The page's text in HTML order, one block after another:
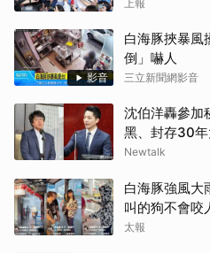
上報
影音
白海豚挾暴風
倒」嚇人
三立新聞網影音
沈伯洋轟參加
黑、封存30
Newtalk
白海豚強風
叫的狗不會咬
太報